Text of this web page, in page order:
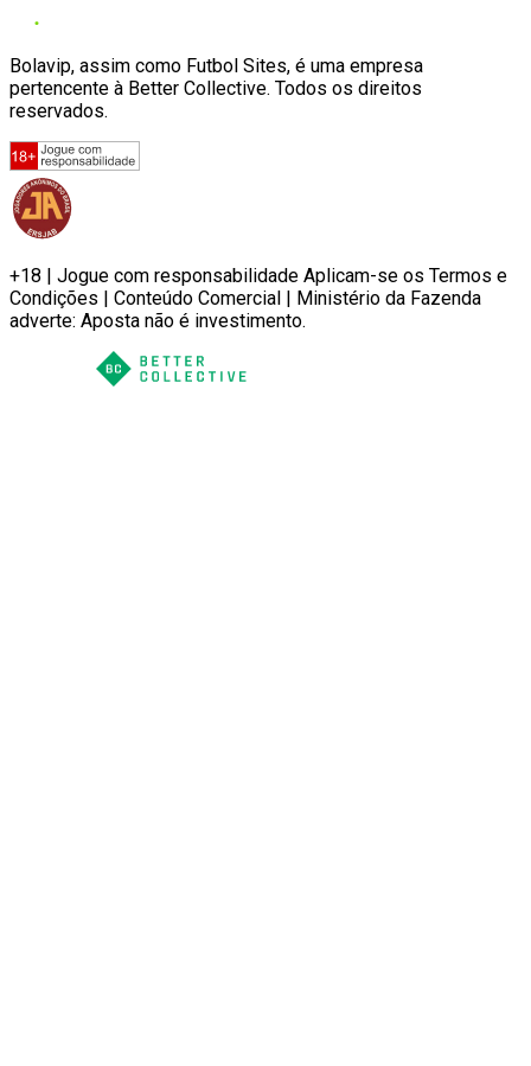
Bolavip, assim como Futbol Sites, é uma empresa
pertencente à Better Collective. Todos os direitos
reservados.
+18 | Jogue com responsabilidade Aplicam-se os Termos e
Condições | Conteúdo Comercial | Ministério da Fazenda
adverte: Aposta não é investimento.